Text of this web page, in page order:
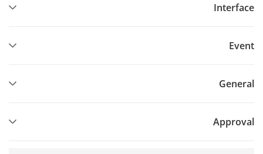
Interface
Event
General
Approval